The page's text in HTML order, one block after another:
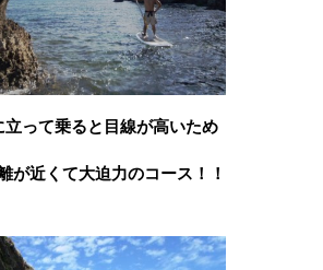
立って乗ると目線が高いため
が近くて大迫力のコース！！